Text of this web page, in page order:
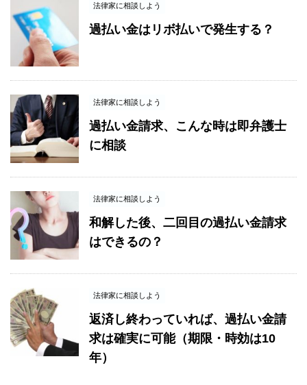
法律家に相談しよう
過払い金はリボ払いで発生する？
法律家に相談しよう
過払い金請求、こんな時は即弁護士
に相談
法律家に相談しよう
和解した後、二回目の過払い金請求
はできるの？
法律家に相談しよう
返済し終わっていれば、過払い金請
求は確実に可能（期限・時効は10
年）